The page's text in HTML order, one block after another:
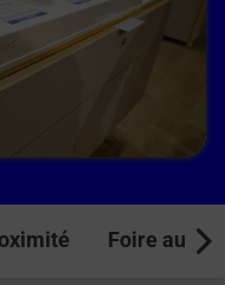
Foire aux